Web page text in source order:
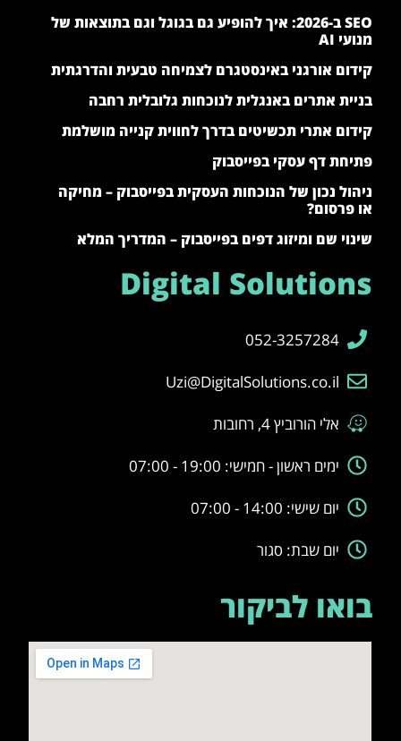
SEO ב-2026: איך להופיע גם בגוגל וגם בתוצאות של
מנועי AI
קידום אורגני באינסטגרם לצמיחה טבעית והדרגתית
בניית אתרים באנגלית לנוכחות גלובלית רחבה
קידום אתרי תכשיטים בדרך לחווית קנייה מושלמת
פתיחת דף עסקי בפייסבוק
ניהול נכון של הנוכחות העסקית בפייסבוק – מחיקה
או פרסום?
שינוי שם ומיזוג דפים בפייסבוק – המדריך המלא
Digital Solutions
052-3257284
Uzi@DigitalSolutions.co.il
אלי הורוביץ 4, רחובות
ימים ראשון - חמישי: 19:00 - 07:00
יום שישי: 14:00 - 07:00
יום שבת: סגור
בואו לביקור